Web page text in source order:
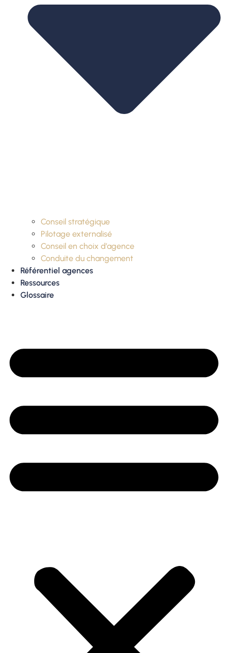
Conseil stratégique
Pilotage externalisé
Conseil en choix d’agence
Conduite du changement
Référentiel agences
Ressources
Glossaire